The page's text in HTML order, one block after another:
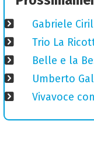
Gabriele
Trio La
Belle e la
Umberto
Vivavoce